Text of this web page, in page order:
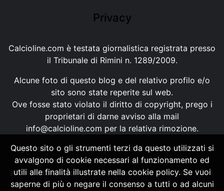
Privacy
Calcioline.com è testata giornalistica registrata presso
il Tribunale di Rimini n. 1289/2009.
Alcune foto di questo blog e del relativo profilo e/o
sito sono state reperite sul web.
Ove fosse stato violato il diritto di copyright, prego i
proprietari di darne avviso alla mail
info@calcioline.com per la relativa rimozione.
Ogni testo e foto di proprietà di Calcioline.com non
possono essere copiati o riprodotti, senza
autorizzazione, ai sensi della normativa n.29 del 2001.
Questo sito o gli strumenti terzi da questo utilizzati si
avvalgono di cookie necessari al funzionamento ed
utili alle finalità illustrate nella cookie policy. Se vuoi
saperne di più o negare il consenso a tutti o ad alcuni